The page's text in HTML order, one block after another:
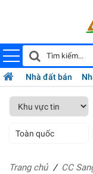
Nhà đất bán
Toàn quốc
Trang chủ CC